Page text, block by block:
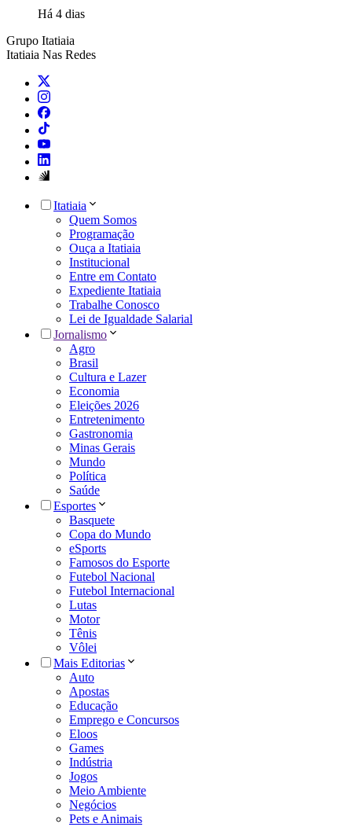
Há 4 dias
Grupo Itatiaia
Itatiaia Nas Redes
Itatiaia
Quem Somos
Programação
Ouça a Itatiaia
Institucional
Entre em Contato
Expediente Itatiaia
Trabalhe Conosco
Lei de Igualdade Salarial
Jornalismo
Agro
Brasil
Cultura e Lazer
Economia
Eleições 2026
Entretenimento
Gastronomia
Minas Gerais
Mundo
Política
Saúde
Esportes
Basquete
Copa do Mundo
eSports
Famosos do Esporte
Futebol Nacional
Futebol Internacional
Lutas
Motor
Tênis
Vôlei
Mais Editorias
Auto
Apostas
Educação
Emprego e Concursos
Eloos
Games
Indústria
Jogos
Meio Ambiente
Negócios
Pets e Animais